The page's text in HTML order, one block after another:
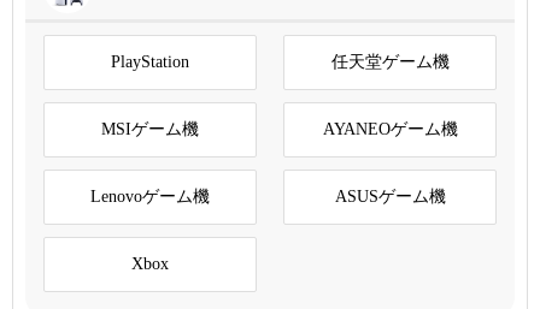
PlayStation 任天堂ゲーム機
MSIゲーム機 AYANEOゲーム機
Lenovoゲーム機 ASUSゲーム機
Xbox